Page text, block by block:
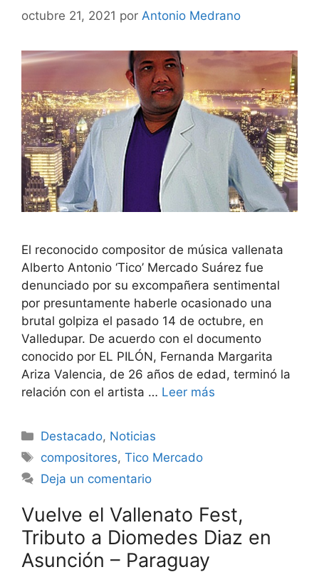
octubre 21, 2021 por Antonio Medrano
El reconocido compositor de música vallenata
Alberto Antonio ‘Tico’ Mercado Suárez fue
denunciado por su excompañera sentimental
por presuntamente haberle ocasionado una
brutal golpiza el pasado 14 de octubre, en
Valledupar. De acuerdo con el documento
conocido por EL PILÓN, Fernanda Margarita
Ariza Valencia, de 26 años de edad, terminó la
relación con el artista … Leer más
Destacado, Noticias
compositores,Tico Mercado
Deja un comentario
Vuelve el Vallenato Fest,
Tributo a Diomedes Diaz en
Asunción – Paraguay